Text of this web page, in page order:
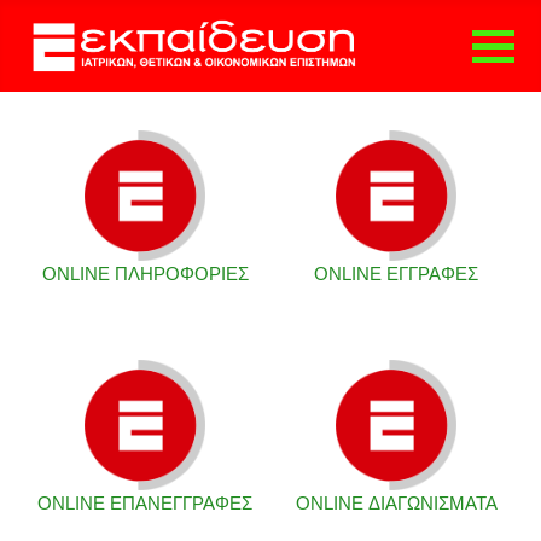
ONLINE ΠΛΗΡΟΦΟΡΙΕΣ ONLINE ΕΓΓΡΑΦΕΣ
ONLINE ΕΠΑΝΕΓΓΡΑΦΕΣ ONLINE ΔΙΑΓΩΝΙΣΜΑΤΑ
ΤΟ ΦΡΟΝΤΙΣΤΗΡΙΟ
ΕΚΠΑΙΔΕΥΣΗ
ΕΝΗΜΕΡΩΣΗ
ΓΟΝΕΩΝ
ΔΙΑΔΙΚΑΣΙΑ
ΕΓΓΡΑΦΗΣ
ΠΡΟΣΑΝΑΤΟΛΙΣΜΟΣ
E-TEST
ONLINE ΥΠΗΡΕΣΙΕΣ
ΑΙΤΗΣΗ ΕΓΓΡΑΦΗΣ
ΑΙΤΗΣΗ